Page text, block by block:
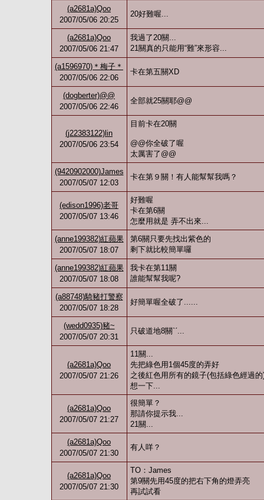
(a2681a)Qoo
2007/05/06 20:25
20好難喔...
(a2681a)Qoo
2007/05/06 21:47
我過了20關...
21關真的只能用“難”來形容...
(a1596970)＊梅子＊
2007/05/06 22:06
卡在第五關XD
(dogberter)@@
2007/05/06 22:46
全部就25關耶@@
(j22383122)lin
2007/05/06 23:54
目前卡在20關
@@你全破了喔
太厲害了@@
(9420902000)James
2007/05/07 12:03
卡在第９關！有人能幫幫我嗎？
(edison1996)老哥
2007/05/07 13:46
好難喔
卡在第6關
怎麼用就是 弄不出來...
(anne199382)紅蘋果
2007/05/07 18:07
第6關只要先找出紫色的
剩下就比較簡單囉
(anne199382)紅蘋果
2007/05/07 18:08
我卡在第11關
誰能幫幫我呢?
(a88748)騎豬打警察
2007/05/07 18:28
好簡單喔全破了......
(wedd0935)豬~
2007/05/07 20:31
只破道地8關ˋˊ...
(a2681a)Qoo
2007/05/07 21:26
11關...
先把綠色用1個45度的弄好
之後紅色用所有的鏡子(包括綠色經過的
想一下...
(a2681a)Qoo
2007/05/07 21:27
很簡單？
那請你提示我...
21關...
(a2681a)Qoo
2007/05/07 21:30
有人咩？
(a2681a)Qoo
2007/05/07 21:30
TO：James
第9關先用45度的把右下角的燈弄亮
再試試看